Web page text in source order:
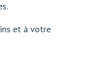
et à votre